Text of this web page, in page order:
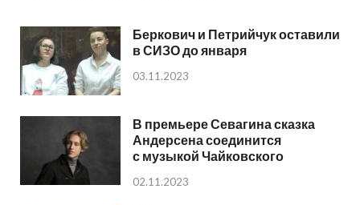
Беркович и Петрийчук оставили
в СИЗО до января
03.11.2023
В премьере Севагина сказка
Андерсена соединится
с музыкой Чайковского
02.11.2023